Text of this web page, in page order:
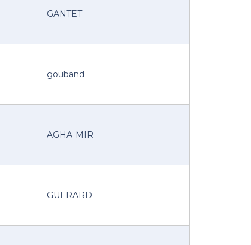
GANTET
gouband
AGHA-MIR
GUERARD